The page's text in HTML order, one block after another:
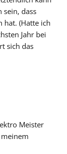
sein, dass
hat. (Hatte ich
Jahr bei
sich das
Meister